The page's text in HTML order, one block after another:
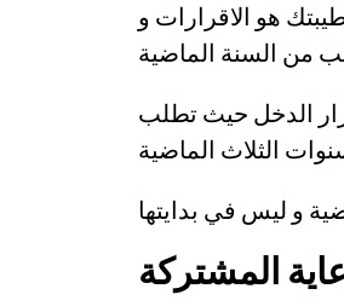
هو الاقرارات و
الدخل حيث تطلب
المشتركة